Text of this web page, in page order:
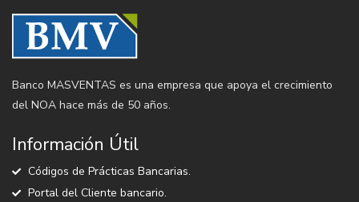
Banco MASVENTAS es una empresa que apoya el crecimiento
del NOA hace más de 50 años.
Información Útil
Códigos de Prácticas Bancarias.
Portal del Cliente bancario.